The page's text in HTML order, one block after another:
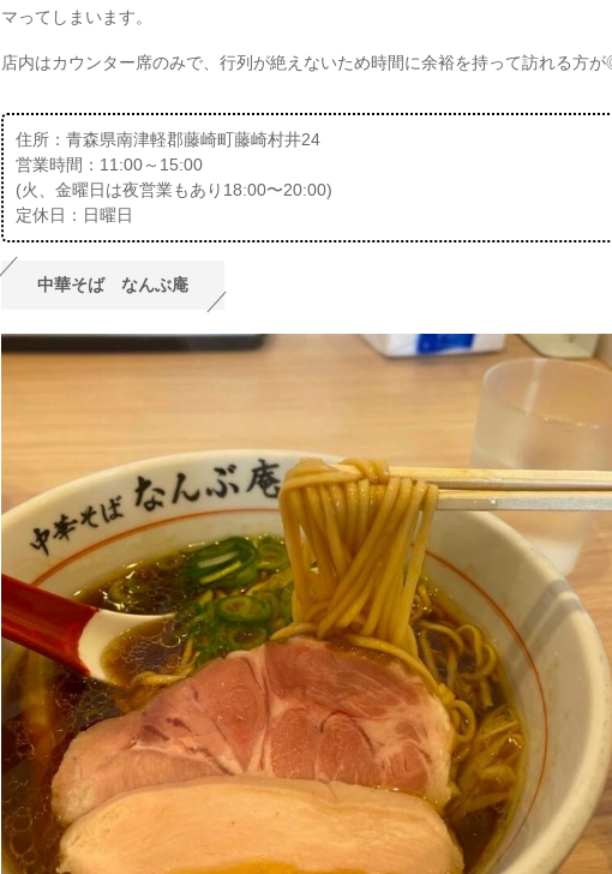
マってしまいます。
店内はカウンター席のみで、行列が絶えないため時間に余裕を持って訪れる方
住所：青森県南津軽郡藤崎町藤崎村井24
営業時間：11:00～15:00
(火、金曜日は夜営業もあり18:00〜20:00)
定休日：日曜日
中華そば なんぶ庵